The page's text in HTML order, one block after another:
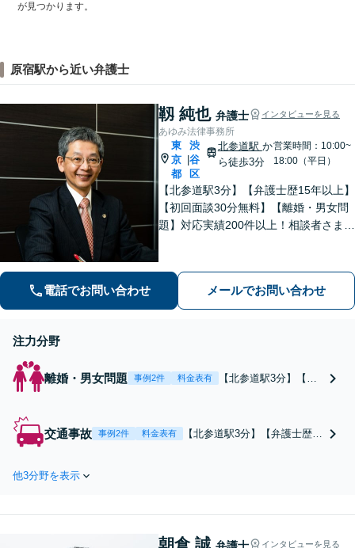
が見つかります。
原宿駅から近い弁護士
靱 純也 弁護士 インタビューを見る
あゆみ法律事務所
東
京
都
渋
谷
区
北参道駅 か
ら徒歩3分
営業時間：10:00~
18:00（平日）
【北参道駅3分】【弁護士歴15年以上】
【初回面談30分無料】【離婚・男女問
題】対応実績200件以上！相談者さまが
脳機能障害などの高額賠償まで解決実
電話でお問い合わせ メールでお問い合わせ
注力分野
離婚・男女問題 事例2件 料金表有
【北参道駅3分】【弁
今後のビジョンを踏ま
お早めに弁護士にご相
交通事故 事例2件 料金表有
【北参道駅3分】【弁護士歴15
りとりは全てお任せくださ
を受けられるよう尽力します
他3分野を表示
朝倉 誠 弁護士 インタビューを見る